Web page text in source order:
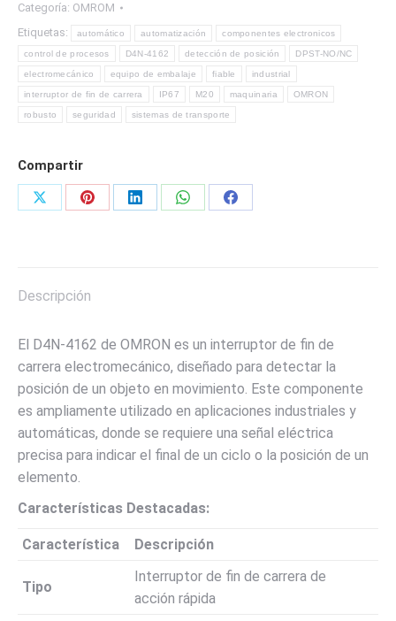
DE
CARRERA
DE
LA
MARCA
Categoría: OMROM
Etiquetas:
automático automatización componentes electronicos
control de procesos D4N-4162 detección de posición DPST-NO/NC
electromecánico equipo de embalaje fiable industrial
interruptor de fin de carrera IP67 M20 maquinaria OMRON
robusto seguridad sistemas de transporte
Compartir
Share
Share
Share
Share
Share
Descripción
El D4N-4162 de OMRON es un interruptor de fin de
carrera electromecánico, diseñado para detectar la
posición de un objeto en movimiento. Este componente
es ampliamente utilizado en aplicaciones industriales y
automáticas, donde se requiere una señal eléctrica
precisa para indicar el final de un ciclo o la posición de un
elemento.
Características Destacadas:
Característica Descripción
Tipo
Interruptor de fin de carrera de
acción rápida